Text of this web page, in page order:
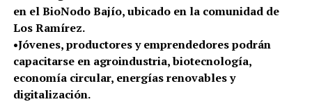
en el BioNodo Bajío, ubicado en la comunidad de
Los Ramírez.
•Jóvenes, productores y emprendedores podrán
capacitarse en agroindustria, biotecnología,
economía circular, energías renovables y
digitalización.